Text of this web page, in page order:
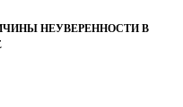
НЕУВЕРЕННОСТИ В